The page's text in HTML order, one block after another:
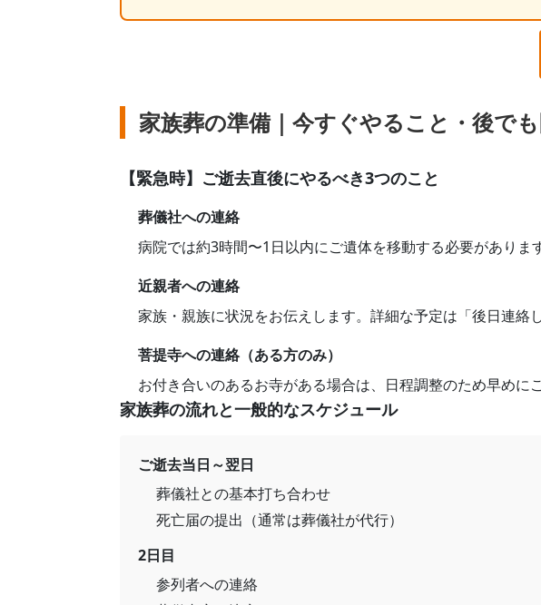
家族葬の準備｜今すぐやること・後で
【緊急時】ご逝去直後にやるべき3つのこと
葬儀社への連絡
病院では約3時間〜1日以内にご遺体を移動する必要がありま
近親者への連絡
家族・親族に状況をお伝えします。詳細な予定は「後日連絡
菩提寺への連絡（ある方のみ）
お付き合いのあるお寺がある場合は、日程調整のため早めにご
家族葬の流れと一般的なスケジュール
ご逝去当日～翌日
葬儀社との基本打ち合わせ
死亡届の提出（通常は葬儀社が代行）
2日目
参列者への連絡